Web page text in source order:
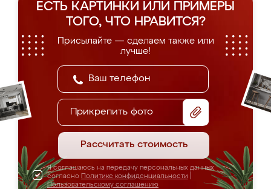
ЕСТЬ КАРТИНКИ ИЛИ ПРИМЕРЫ
ТОГО, ЧТО НРАВИТСЯ?
Присылайте — сделаем также или
лучше!
Прикрепить фото
Рассчитать стоимость
Я соглашаюсь на передачу персональных данных
согласно Политике конфиденциальности
Пользовательскому соглашению